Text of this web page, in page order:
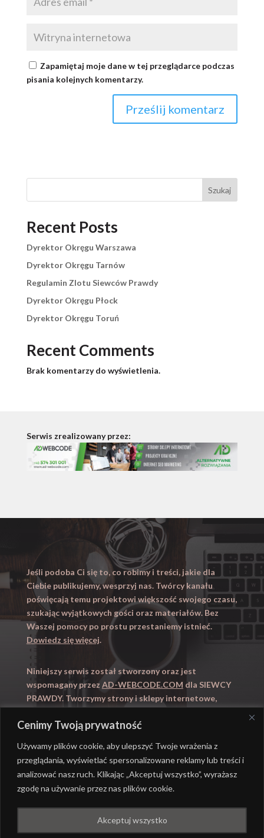
Cenimy Twoją prywatność
Używamy plików cookie, aby ulepszyć Twoje wrażenia z
przeglądania, wyświetlać spersonalizowane reklamy lub treści i
analizować nasz ruch. Klikając „Akceptuj wszystko”, wyrażasz
zgodę na używanie przez nas plików cookie.
Akceptuj wszystko
Zapamiętaj moje dane w tej przeglądarce podczas
pisania kolejnych komentarzy.
Szukaj
Recent Posts
Dyrektor Okręgu Warszawa
Dyrektor Okręgu Tarnów
Regulamin Zlotu Siewców Prawdy
Dyrektor Okręgu Płock
Dyrektor Okręgu Toruń
Recent Comments
Brak komentarzy do wyświetlenia.
Serwis zrealizowany przez:
Jeśli podoba Ci się to, co robimy i treści, jakie dla
Ciebie publikujemy, wesprzyj nas. Twórcy kanału
poświęcają temu projektowi większość swojego czasu,
szukając wyjątkowych gości oraz materiałów. Bez
Waszej pomocy po prostu przestaniemy istnieć.
Dowiedz się więcej.
Niniejszy serwis został stworzony oraz jest
wspomagany przez AD-WEBCODE.COM dla SIEWCY
PRAWDY. Tworzymy strony i sklepy internetowe,
Zapraszamy takze naWYUCZENI.PL
AD-WEBCODE.COM